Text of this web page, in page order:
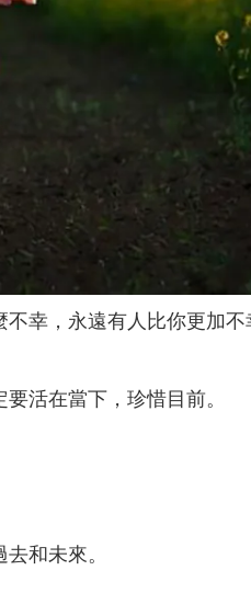
幸，永遠有人比你更加不
活在當下，珍惜目前。
和未來。